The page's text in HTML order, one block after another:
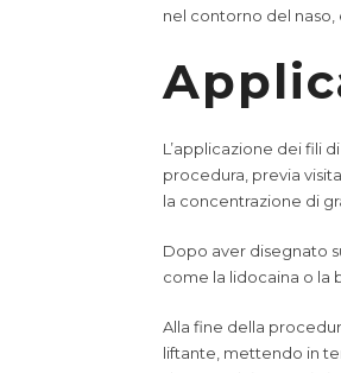
nel contorno del naso,
L’applicazione dei fili
procedura, previa
la concentrazione di
Dopo aver disegnato
come la lidocaina o la
Alla fine della
liftante, mettendo in